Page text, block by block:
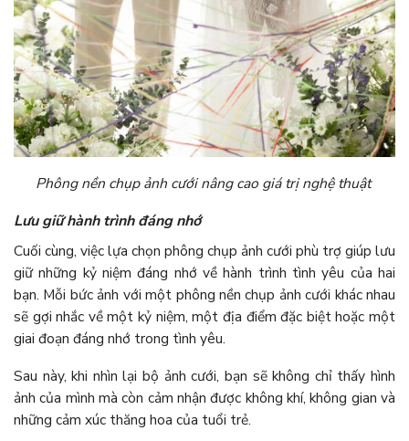
Phông nền chụp ảnh cưới nâng cao giá trị nghệ thuật
Lưu giữ hành trình đáng nhớ
Cuối cùng, việc lựa chọn phông chụp ảnh cưới phù trợ giúp lưu
giữ những kỷ niệm đáng nhớ về hành trình tình yêu của hai
bạn. Mỗi bức ảnh với một phông nền chụp ảnh cưới khác nhau
sẽ gợi nhắc về một kỷ niệm, một địa điểm đặc biệt hoặc một
giai đoạn đáng nhớ trong tình yêu.
Sau này, khi nhìn lại bộ ảnh cưới, bạn sẽ không chỉ thấy hình
ảnh của mình mà còn cảm nhận được không khí, không gian và
những cảm xúc thăng hoa của tuổi trẻ.